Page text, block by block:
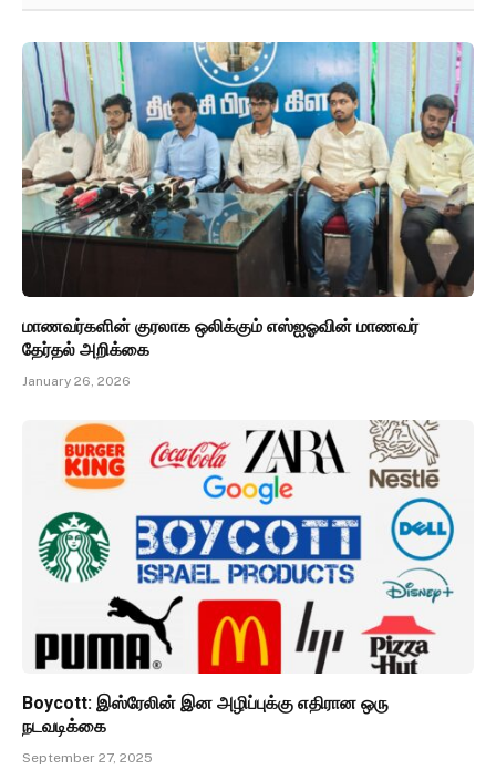
மாணவர்களின் குரலாக ஒலிக்கும் எஸ்ஐஓவின் மாணவர்
தேர்தல் அறிக்கை
January 26, 2026
Boycott: இஸ்ரேலின் இன அழிப்புக்கு எதிரான ஒரு
நடவடிக்கை
September 27, 2025